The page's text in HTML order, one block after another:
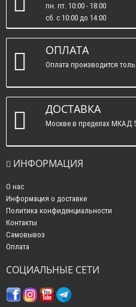
пн. пт. 10:00 - 18:00
сб. c 10:00 до 14:00
вс. : выходные.
ОПЛАТА
Оплата производится
ДОСТАВКА
Москве в пределах МКАД
ИНФОРМАЦИЯ
О нас
Информация о доставке
Политика конфиденциальности
Контакты
Самовывоз
Оплата
СОЦИАЛЬНЫЕ СЕТИ